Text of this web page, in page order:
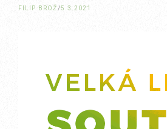
FILIP BROŽ/5.3.2021